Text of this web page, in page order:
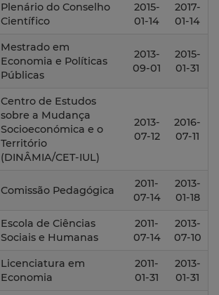
Plenário do Conselho
Científico
2015-
01-14
2017-
01-14
Mestrado em
Economia e Políticas
Públicas
2013-
09-01
2015-
01-31
Centro de Estudos
sobre a Mudança
Socioeconómica e o
Território
(DINÂMIA/CET-IUL)
2013-
07-12
2016-
07-11
Comissão Pedagógica
2011-
07-14
2013-
01-18
Escola de Ciências
Sociais e Humanas
2011-
07-14
2013-
07-10
Licenciatura em
Economia
2011-
01-31
2013-
01-31